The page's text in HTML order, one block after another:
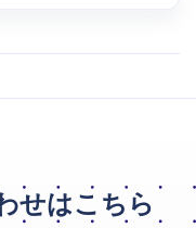
せはこちら